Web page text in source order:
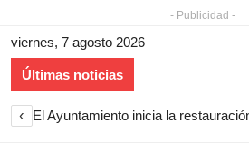
- Publicidad -
viernes, 7 agosto 2026
Últimas noticias
‹